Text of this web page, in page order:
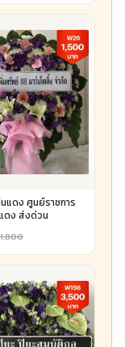
แดง ศูนย์ราชการ
ง ส่งด่วน